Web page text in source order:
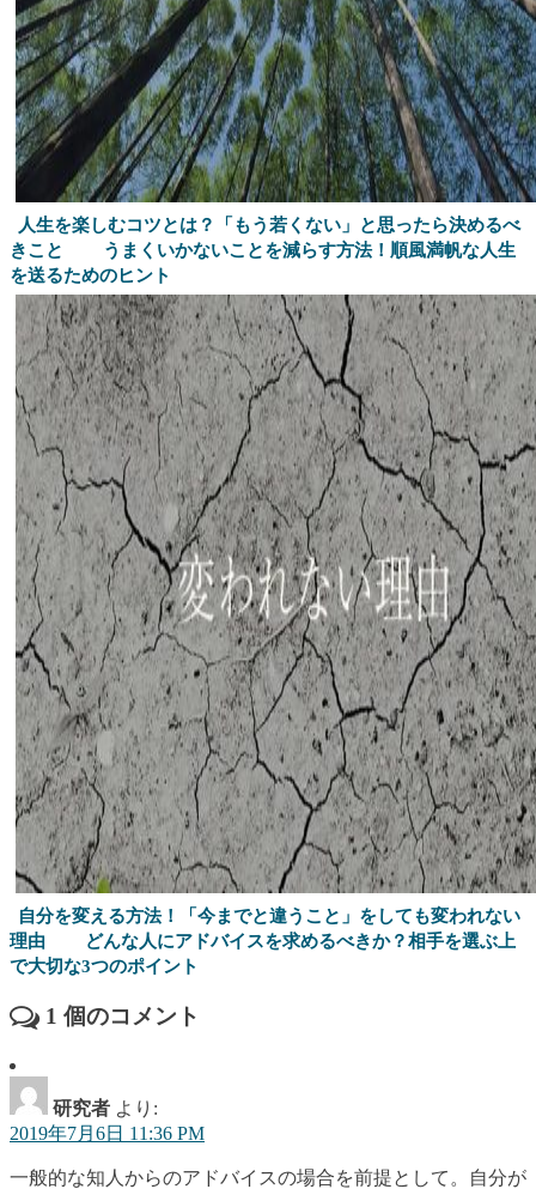
人生を楽しむコツとは？「もう若くない」と思ったら決めるべ
きこと
うまくいかないことを減らす方法！順風満帆な人生
を送るためのヒント
自分を変える方法！「今までと違うこと」をしても変われない
理由
どんな人にアドバイスを求めるべきか？相手を選ぶ上
で大切な3つのポイント
1 個のコメント
研究者 より:
2019年7月6日 11:36 PM
一般的な知人からのアドバイスの場合を前提として。自分が